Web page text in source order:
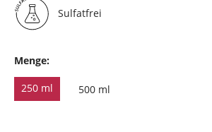
Sulfatfrei
Menge:
250 ml 500 ml